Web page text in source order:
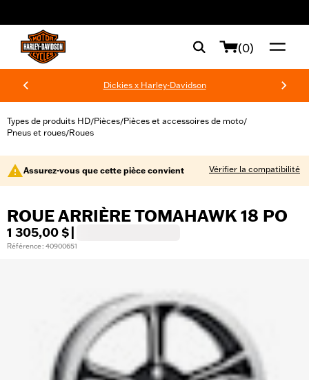
(0)
Dickies x Harley-Davidson
Types de produits HD/Pièces/Pièces et accessoires de moto/
Pneus et roues/Roues
Assurez-vous que cette pièce convient Vérifier la compatibilité
ROUE ARRIÈRE TOMAHAWK 18 PO
1 305,00 $
Référence : 40900651